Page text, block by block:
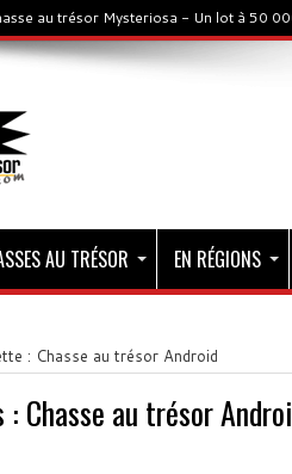
au trésor Mysteriosa - Un lot à 50
AU TRÉSOR EN RÉGIONS
: Chasse au trésor Android
: Chasse au trésor